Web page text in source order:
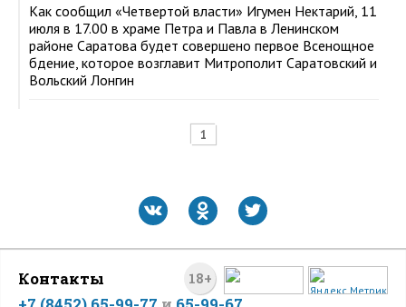
Как сообщил «Четвертой власти» Игумен Нектарий, 11
июля в 17.00 в храме Петра и Павла в Ленинском
районе Саратова будет совершено первое Всенощное
бдение, которое возглавит Митрополит Саратовский и
Вольский Лонгин
1
18+
Контакты